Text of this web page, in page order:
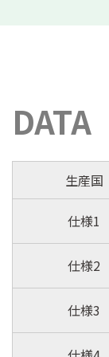
DATA
生産国
仕様1
仕様2
仕様3